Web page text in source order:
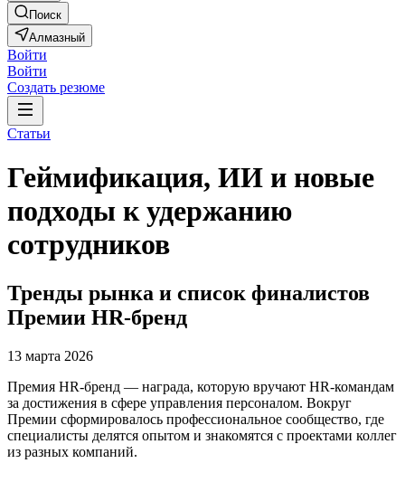
Поиск
Алмазный
Войти
Войти
Создать резюме
Статьи
Геймификация, ИИ и новые
подходы к удержанию
сотрудников
Тренды рынка и список финалистов
Премии HR-бренд
13 марта 2026
Премия HR-бренд — награда, которую вручают HR-командам
за достижения в сфере управления персоналом. Вокруг
Премии сформировалось профессиональное сообщество, где
специалисты делятся опытом и знакомятся с проектами коллег
из разных компаний.